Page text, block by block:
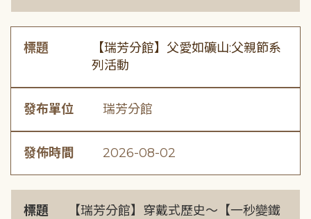
標題
【瑞芳分館】父愛如礦山:父親節系
列活動
發布單位 瑞芳分館
發佈時間 2026-08-02
標題
【瑞芳分館】穿戴式歷史〜【一秒變鐵